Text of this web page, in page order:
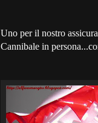
Uno per il nostro
Cannibale in